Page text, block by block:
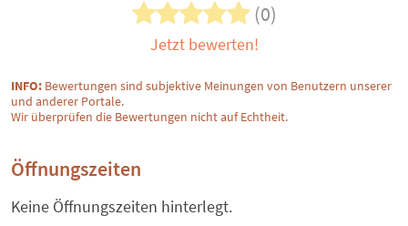
(0)
Jetzt bewerten!
INFO: Bewertungen sind subjektive Meinungen von Benutzern unserer
und anderer Portale.
Wir überprüfen die Bewertungen nicht auf Echtheit.
Öffnungszeiten
Keine Öffnungszeiten hinterlegt.